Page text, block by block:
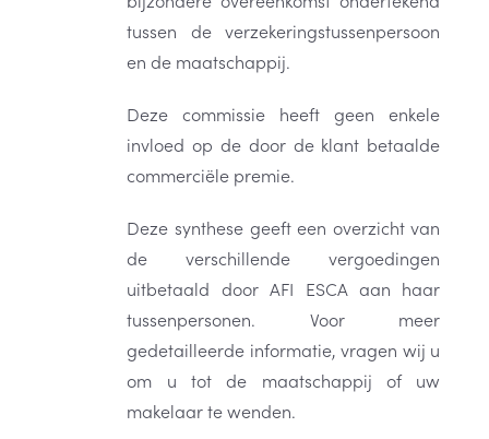
tussen de verzekeringstussenpersoon
en de maatschappij.
Deze commissie heeft geen enkele
invloed op de door de klant betaalde
commerciële premie.
Deze synthese geeft een overzicht van
de verschillende vergoedingen
uitbetaald door AFI ESCA aan haar
tussenpersonen. Voor meer
gedetailleerde informatie, vragen wij u
om u tot de maatschappij of uw
makelaar te wenden.